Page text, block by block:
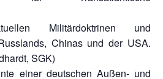
Militärdoktrinen und
Chinas und der USA.
SGK)
einer deutschen Außen- und